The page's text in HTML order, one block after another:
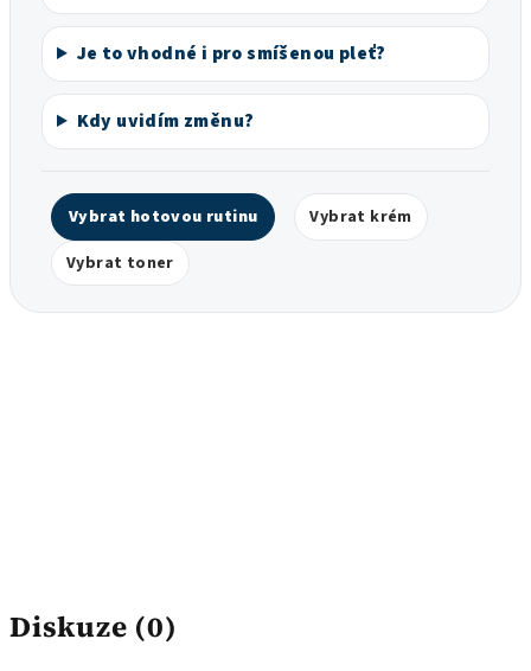
Je to vhodné i pro smíšenou pleť?
Kdy uvidím změnu?
Vybrat hotovou rutinu
Vybrat krém
Vybrat toner
Diskuze (0)